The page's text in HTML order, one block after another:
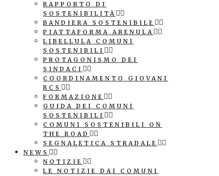
RAPPORTO DI
SOSTENIBILITÀ
BANDIERA SOSTENIBILE
PIATTAFORMA ARENULA
LIBELLULA COMUNI
SOSTENIBILI
PROTAGONISMO DEI
SINDACI
COORDINAMENTO GIOVANI
RCS
FORMAZIONE
GUIDA DEI COMUNI
SOSTENIBILI
COMUNI SOSTENIBILI ON
THE ROAD
SEGNALETICA STRADALE
NEWS
NOTIZIE
LE NOTIZIE DAI COMUNI